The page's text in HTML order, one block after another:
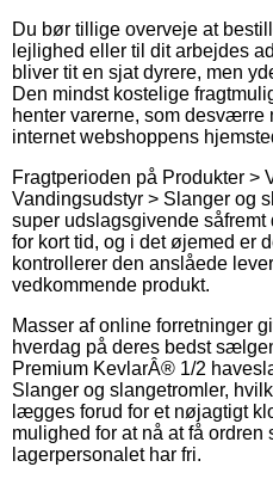
Du bør tillige overveje at
lejlighed eller til dit arbejdes
bliver tit en sjat dyrere, men
Den mindst kostelige
henter varerne, som
internet webshoppens
Fragtperioden på Produkter >
Vandingsudstyr > Slanger og
super udslagsgivende
for kort tid, og i det øjemed er
kontrollerer den anslåede
vedkommende produkt.
Masser af online forretninger
hverdag på deres bedst
Premium KevlarÂ® 1/2
Slanger og slangetromler,
lægges forud for et nøjagtigt
mulighed for at nå at få ordren
lagerpersonalet har fri.